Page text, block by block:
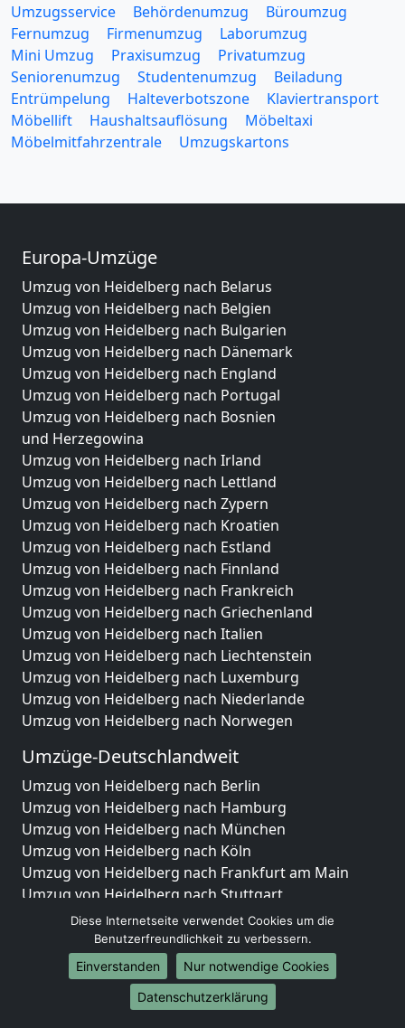
Umzugsservice Behördenumzug
Büroumzug
Fernumzug
Firmenumzug
Laborumzug
Mini Umzug
Praxisumzug
Privatumzug
Seniorenumzug
Studentenumzug
Beiladung
Entrümpelung
Halteverbotszone
Klaviertransport
Möbellift
Haushaltsauflösung
Möbeltaxi
Möbelmitfahrzentrale
Umzugskartons
Europa-Umzüge
Umzug von Heidelberg nach Belarus
Umzug von Heidelberg nach Belgien
Umzug von Heidelberg nach Bulgarien
Umzug von Heidelberg nach Dänemark
Umzug von Heidelberg nach England
Umzug von Heidelberg nach Portugal
Umzug von Heidelberg nach Bosnien
und Herzegowina
Umzug von Heidelberg nach Irland
Umzug von Heidelberg nach Lettland
Umzug von Heidelberg nach Zypern
Umzug von Heidelberg nach Kroatien
Umzug von Heidelberg nach Estland
Umzug von Heidelberg nach Finnland
Umzug von Heidelberg nach Frankreich
Umzug von Heidelberg nach Griechenland
Umzug von Heidelberg nach Italien
Umzug von Heidelberg nach Liechtenstein
Umzug von Heidelberg nach Luxemburg
Umzug von Heidelberg nach Niederlande
Umzug von Heidelberg nach Norwegen
Umzüge-Deutschlandweit
Umzug von Heidelberg nach Berlin
Umzug von Heidelberg nach Hamburg
Umzug von Heidelberg nach München
Umzug von Heidelberg nach Köln
Umzug von Heidelberg nach Frankfurt am Main
Umzug von Heidelberg nach Stuttgart
Umzug von Heidelberg nach Düsseldorf
Umzug von Heidelberg nach Leipzig
Umzug von Heidelberg nach Dortmund
Umzug von Heidelberg nach Essen
Umzug von Heidelberg nach Bremen
Diese Internetseite verwendet Cookies um die
Benutzerfreundlichkeit zu verbessern.
Einverstanden
Nur notwendige Cookies
Datenschutzerklärung